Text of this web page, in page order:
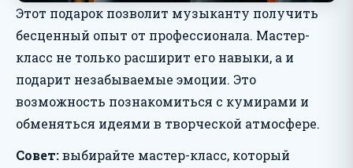
Этот подарок позволит музыканту получить
бесценный опыт от профессионала. Мастер-
класс не только расширит его навыки, а и
подарит незабываемые эмоции. Это
возможность познакомиться с кумирами и
обменяться идеями в творческой атмосфере.
Совет:выбирайте мастер-класс, который